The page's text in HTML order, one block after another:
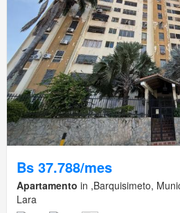
Bs 37.788/mes
Apartamento in ,Barquisimeto,
Lara